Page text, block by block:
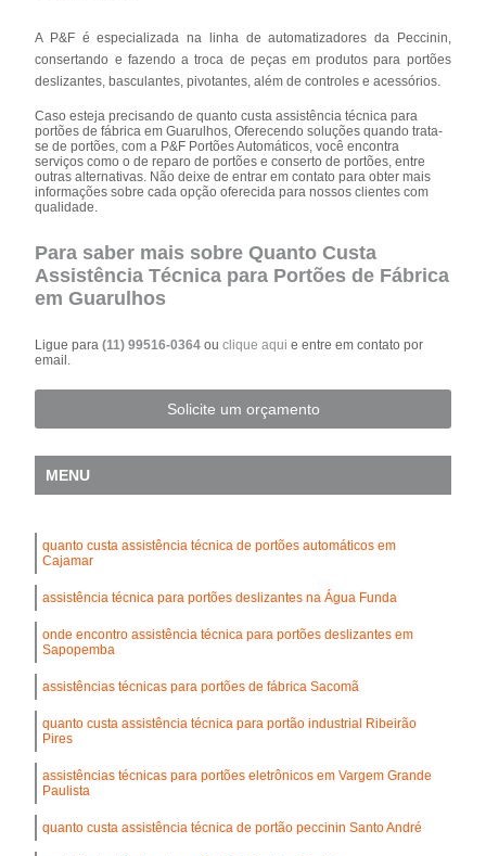
A P&F é especializada na linha de automatizadores da Peccinin,
consertando e fazendo a troca de peças em produtos para portões
deslizantes, basculantes, pivotantes, além de controles e acessórios.
Caso esteja precisando de quanto custa assistência técnica para
portões de fábrica em Guarulhos, Oferecendo soluções quando trata-
se de portões, com a P&F Portões Automáticos, você encontra
serviços como o de reparo de portões e conserto de portões, entre
outras alternativas. Não deixe de entrar em contato para obter mais
informações sobre cada opção oferecida para nossos clientes com
qualidade.
Para saber mais sobre Quanto Custa
Assistência Técnica para Portões de Fábrica
em Guarulhos
Ligue para(11) 99516-0364ouclique aqui e entre em contato por
email.
Solicite um orçamento
MENU
quanto custa assistência técnica de portões automáticos em
Cajamar
assistência técnica para portões deslizantes na Água Funda
onde encontro assistência técnica para portões deslizantes em
Sapopemba
assistências técnicas para portões de fábrica Sacomã
quanto custa assistência técnica para portão industrial Ribeirão
Pires
assistências técnicas para portões eletrônicos em Vargem Grande
Paulista
quanto custa assistência técnica de portão peccinin Santo André